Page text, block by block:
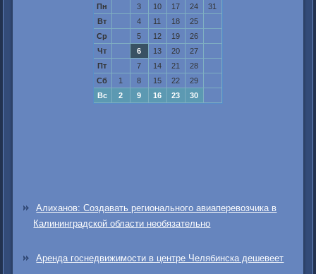
Пн 3 10 17 24
31
Вт
4 11 18
25
Ср
5 12 19
26
Чт
6 13 20
27
Пт
7 14 21
28
Сб
1 8 15 22
29
Вс
2 9 16 23 30
Алиханов: Создавать регионального авиаперевозчика в
Калининградской области необязательно
Аренда госнедвижимости в центре Челябинска дешевеет